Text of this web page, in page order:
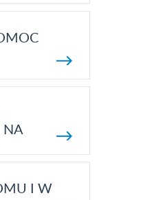
NA
I W